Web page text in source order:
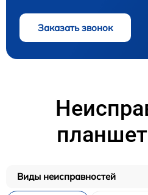
Заказать звонок
Виды неисправностей